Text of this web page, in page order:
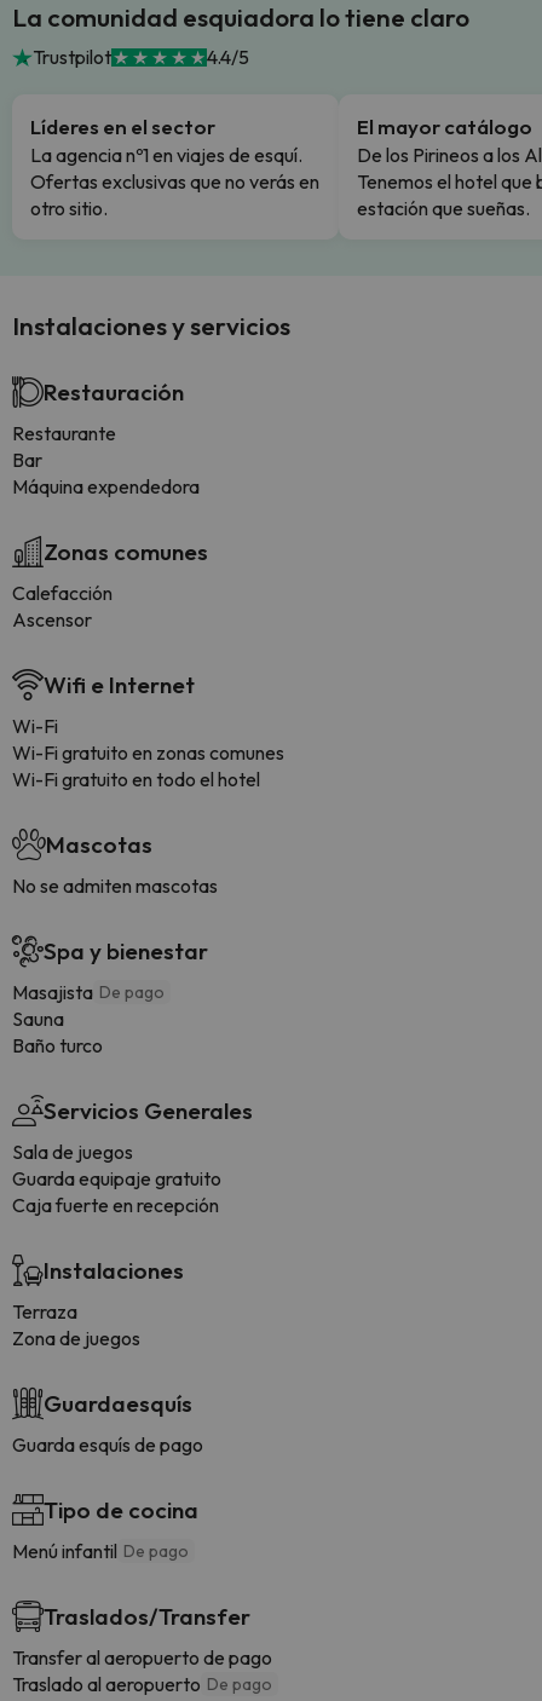
La comunidad esquiadora lo tiene claro
Trustpilot 4.4/5
Líderes en el sector
La agencia nº1 en viajes de esquí.
Ofertas exclusivas que no verás en
otro sitio.
El mayor catálogo
De los Pirineos a los
Tenemos el hotel que
estación que sueñas.
Instalaciones y servicios
Restauración
Restaurante
Bar
Máquina expendedora
Zonas comunes
Calefacción
Ascensor
Wifi e Internet
Wi-Fi
Wi-Fi gratuito en zonas comunes
Wi-Fi gratuito en todo el hotel
Mascotas
No se admiten mascotas
Spa y bienestar
Masajista De pago
Sauna
Baño turco
Servicios Generales
Sala de juegos
Guarda equipaje gratuito
Caja fuerte en recepción
Instalaciones
Terraza
Zona de juegos
Guardaesquís
Guarda esquís de pago
Tipo de cocina
Menú infantil De pago
Traslados/Transfer
Transfer al aeropuerto de pago
Traslado al aeropuerto De pago